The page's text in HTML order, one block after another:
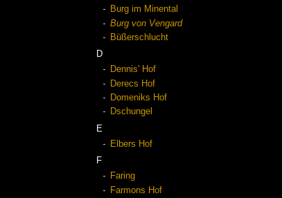
Burg im Minental
Burg von Vengard
Büßerschlucht
D
Dennis' Hof
Derecs Hof
Domeniks Hof
Dschungel
E
Elbers Hof
F
Faring
Farmons Hof